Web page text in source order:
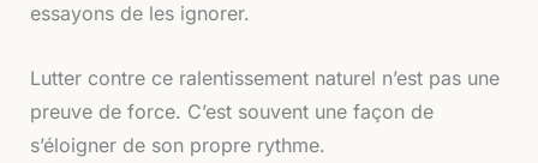
essayons de les ignorer.
Lutter contre ce ralentissement naturel n’est pas une
preuve de force. C’est souvent une façon de
s’éloigner de son propre rythme.